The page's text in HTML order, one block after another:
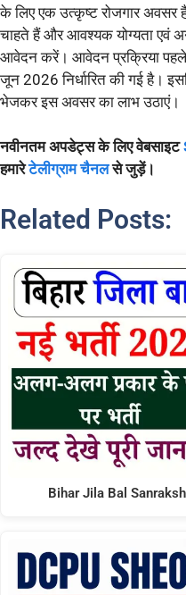
के लिए एक उत्कृष्ट रोजगार अवसर
चाहते हैं और आवश्यक योग्यता एवं
आवेदन करें। आवेदन प्रक्रिया
जून 2026 निर्धारित की गई है।
भेजकर इस अवसर का लाभ उठाएं।
नवीनतम अपडेट्स के लिए वेबसाइट
हमारेटेलीग्राम चैनल से जुड़ें।
Related Posts:
Bihar Jila Bal